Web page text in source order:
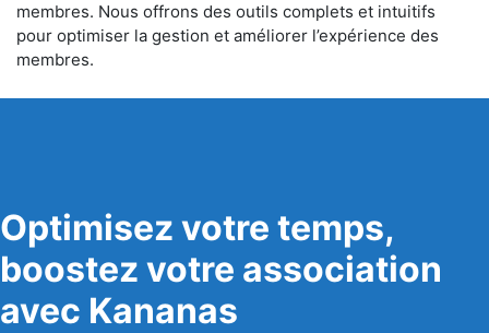
membres. Nous offrons des outils complets et intuitifs
pour optimiser la gestion et améliorer l’expérience des
membres.
Optimisez votre temps,
boostez votre association
avec Kananas